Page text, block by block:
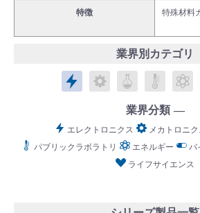
Language：日本語／English
お問い合わせ
特徴
特殊材料
業界別カテゴリ
エレクトロニクス
メカトロニクス
ケミカルパブ
業界分類
エレクトロニクス メカトロニク
パブリックラボラトリ
エネルギー
バ
ライフサイエンス